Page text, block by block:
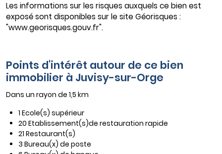
Les informations sur les risques auxquels ce bien est
exposé sont disponibles sur le site Géorisques :
"www.georisques.gouv.fr".
Points d'intérêt autour de ce bien
immobilier à Juvisy-sur-Orge
Dans un rayon de 1,5 km
1 Ecole(s) supérieur
20 Etablissement(s)de restauration rapide
21 Restaurant(s)
3 Bureau(x) de poste